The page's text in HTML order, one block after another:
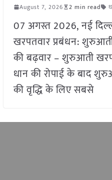
August 7, 2026 2 min read
07 अगस्त 2026, नई
खरपतवार प्रबंधन:
की बढ़वार – शुरुआती
धान की रोपाई के बाद
की वृद्धि के लिए सबसे